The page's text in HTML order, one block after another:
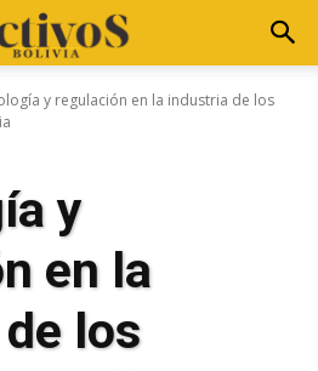
y regulación en la industria de los
y
en la
los